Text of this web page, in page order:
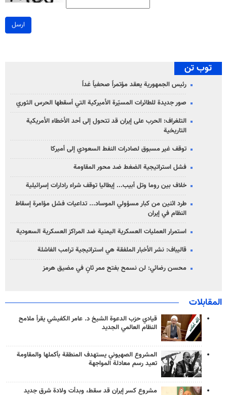
ارسل
توب تن
رئيس الجمهورية يعقد مؤتمراً صحفياً غداً
صور جديدة للطائرات المسيّرة الأميركية التي أسقطها الحرس الثوري
التلغراف: الحرب على إيران قد تتحول إلى أحد الأخطاء الأمريكية
التاريخية
توقف غير مسبوق لصادرات النفط السعودي إلى أميركا
فشل استراتيجية الضغط ضد محور المقاومة
خلاف بين روما وتل أبيب... إيطاليا توقف شراء رادارات إسرائيلية
طرد اثنين من كبار مسؤولي الموساد... تداعيات فشل مؤامرة إسقاط
النظام في إيران
استمرار العمليات العسكرية اليمنية ضد المراكز العسكرية السعودية
قاليباف: نشر الأخبار الملفقة هي استراتيجية ترامب الفاشلة
محسن رضائي: لن نسمح بفتح ممر ثانٍ في مضيق هرمز
المقابلات
قيادي حزب الدعوة الشيخ د. عامر الكفيشي يقرأ ملامح
النظام العالمي الجديد
المشروع الصهيوني يستهدف المنطقة بأكملها والمقاومة
تعيد رسم معادلة المواجهة
مشروع كسر إيران قد سقط، وبدأت ولادة شرق جديد